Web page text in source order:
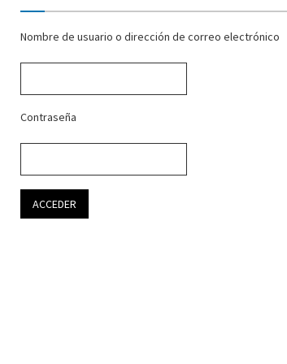
Nombre de usuario o dirección de correo electrónico
Contraseña